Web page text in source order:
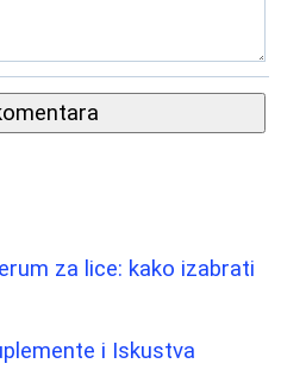
za lice: kako izabrati
i Iskustva